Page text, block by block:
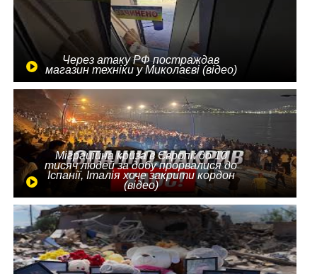
Через атаку РФ постраждав
магазин техніки у Миколаєві (відео)
Міграційна криза в Європі: до 10
тисяч людей за добу прорвалися до
Іспанії, Італія хоче закрити кордон
(відео)